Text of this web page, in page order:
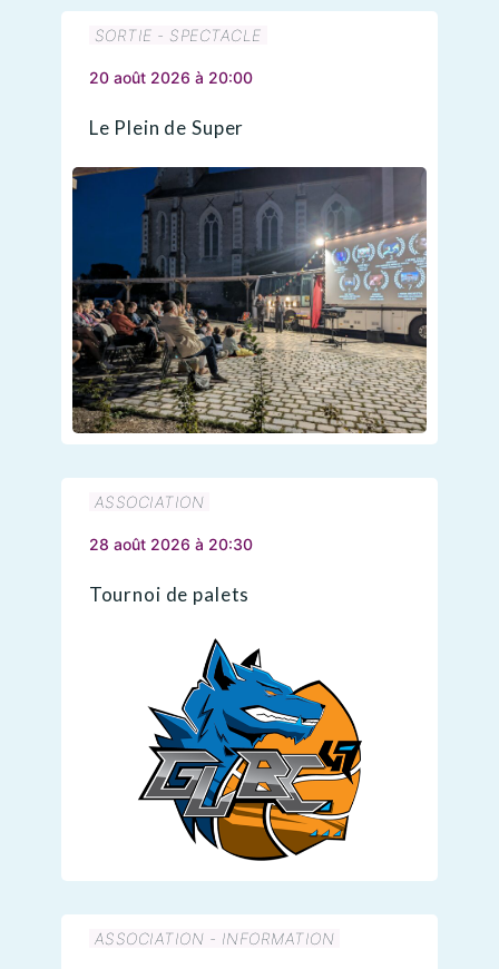
SORTIE - SPECTACLE
20 août 2026 à 20:00
Le Plein de Super
ASSOCIATION
28 août 2026 à 20:30
Tournoi de palets
ASSOCIATION - INFORMATION